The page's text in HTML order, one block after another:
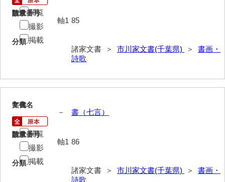
内田伸採拓史料
馬屋原家文書
浦家文書
江浪家文書
請求番号
85
分類
諸家文書 ＞ 市川家文書(千葉県) ＞ 書画・
詩歌
数量
軸1
閲覧
撮影
掲載
7
文書名
書（七言）
請求番号
86
分類
諸家文書 ＞ 市川家文書(千葉県) ＞ 書画・
詩歌
年代
－
数量
軸1
閲覧
撮影
掲載